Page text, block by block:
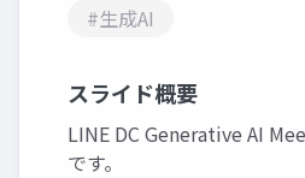
#生成AI
スライド概要
LINE DC Generative AI
です。